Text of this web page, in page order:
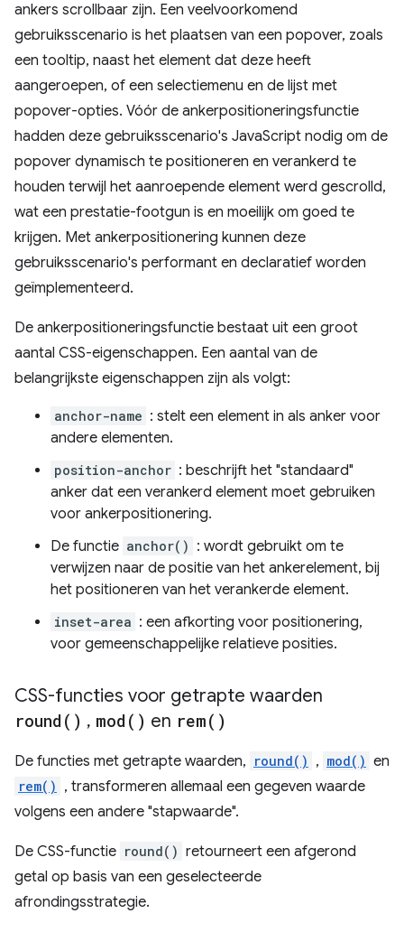
ankers scrollbaar zijn. Een veelvoorkomend
gebruiksscenario is het plaatsen van een popover, zoals
een tooltip, naast het element dat deze heeft
aangeroepen, of een selectiemenu en de lijst met
popover-opties. Vóór de ankerpositioneringsfunctie
hadden deze gebruiksscenario's JavaScript nodig om de
popover dynamisch te positioneren en verankerd te
houden terwijl het aanroepende element werd gescrolld,
wat een prestatie-footgun is en moeilijk om goed te
krijgen. Met ankerpositionering kunnen deze
gebruiksscenario's performant en declaratief worden
geïmplementeerd.
De ankerpositioneringsfunctie bestaat uit een groot
aantal CSS-eigenschappen. Een aantal van de
belangrijkste eigenschappen zijn als volgt:
anchor-name : stelt een element in als anker voor
andere elementen.
position-anchor : beschrijft het "standaard"
anker dat een verankerd element moet gebruiken
voor ankerpositionering.
De functie anchor() : wordt gebruikt om te
verwijzen naar de positie van het ankerelement, bij
het positioneren van het verankerde element.
inset-area : een afkorting voor positionering,
voor gemeenschappelijke relatieve posities.
CSS-functies voor getrapte waarden
round( ) , mod( ) en rem( )
De functies met getrapte waarden, round() , mod() en
rem() , transformeren allemaal een gegeven waarde
volgens een andere "stapwaarde".
De CSS-functie round() retourneert een afgerond
getal op basis van een geselecteerde
afrondingsstrategie.